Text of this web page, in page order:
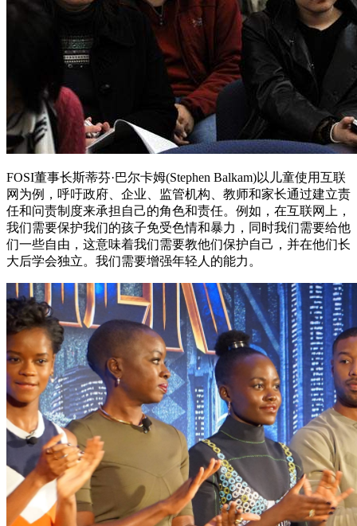
FOSI董事长斯蒂芬·巴尔卡姆(Stephen Balkam)以儿童使用互联
网为例，呼吁政府、企业、监管机构、教师和家长通过建立责
任和问责制度来承担自己的角色和责任。例如，在互联网上，
我们需要保护我们的孩子免受色情和暴力，同时我们需要给他
们一些自由，这意味着我们需要教他们保护自己，并在他们长
大后学会独立。我们需要增强年轻人的能力。